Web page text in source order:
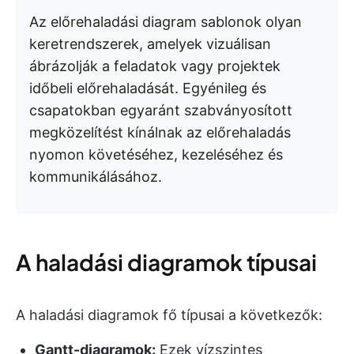
Az előrehaladási diagram sablonok olyan
keretrendszerek, amelyek vizuálisan
ábrázolják a feladatok vagy projektek
időbeli előrehaladását. Egyénileg és
csapatokban egyaránt szabványosított
megközelítést kínálnak az előrehaladás
nyomon követéséhez, kezeléséhez és
kommunikálásához.
A haladási diagramok típusai
A haladási diagramok fő típusai a következők:
Gantt-diagramok: Ezek vízszintes